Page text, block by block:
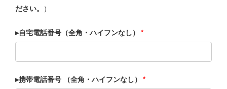
ださい。 ）
▸自宅電話番号（全角・ハイフンなし） *
▸携帯電話番号 （全角・ハイフンなし） *